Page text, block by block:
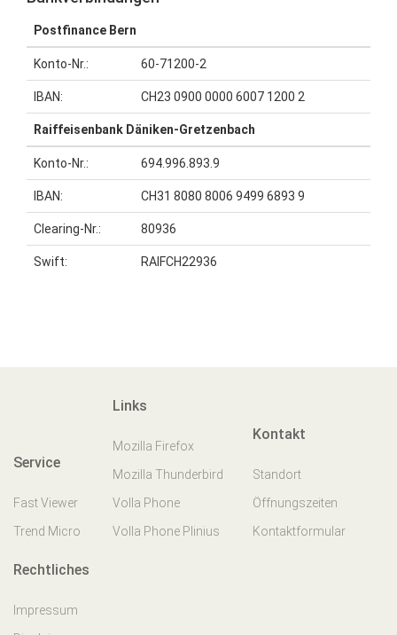
Postfinance Bern
Konto-Nr.: 60-71200-2
IBAN: CH23 0900 0000 6007 1200 2
Raiffeisenbank Däniken-Gretzenbach
Konto-Nr.: 694.996.893.9
IBAN: CH31 8080 8006 9499 6893 9
Clearing-Nr.: 80936
Swift: RAIFCH22936
Service
Fast Viewer
Trend Micro
Links
Mozilla Firefox
Mozilla Thunderbird
Volla Phone
Volla Phone Plinius
Kontakt
Standort
Öffnungszeiten
Kontaktformular
Rechtliches
Impressum